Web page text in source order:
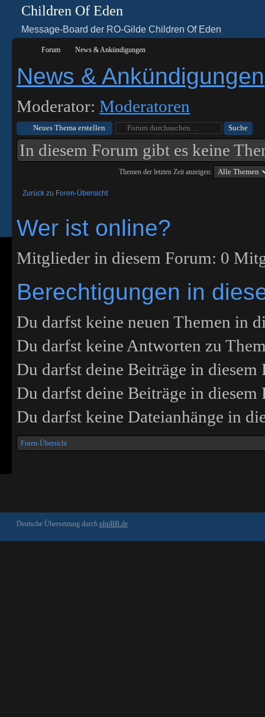
Children Of Eden
Message-Board der RO-Gilde Children Of Eden
Forum News & Ankündigungen
News & Ankündigungen
Moderator: Moderatoren
Neues Thema erstellen
In diesem Forum gibt es keine
Themen der letzten Zeit anzeigen:
Zurück zu Foren-Übersicht
Wer ist online?
Mitglieder in diesem Forum: 0
Berechtigungen in
Du darfst keine neuen Themen in
Du darfst keine Antworten zu
Du darfst deine Beiträge in
Du darfst deine Beiträge in
Du darfst keine Dateianhänge in
Foren-Übersicht
Deutsche Übersetzung durch phpBB.de